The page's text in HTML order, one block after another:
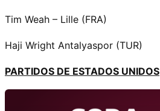
Tim Weah – Lille (FRA)
Haji Wright Antalyaspor (TUR)
PARTIDOS DE ESTADOS UNIDOS